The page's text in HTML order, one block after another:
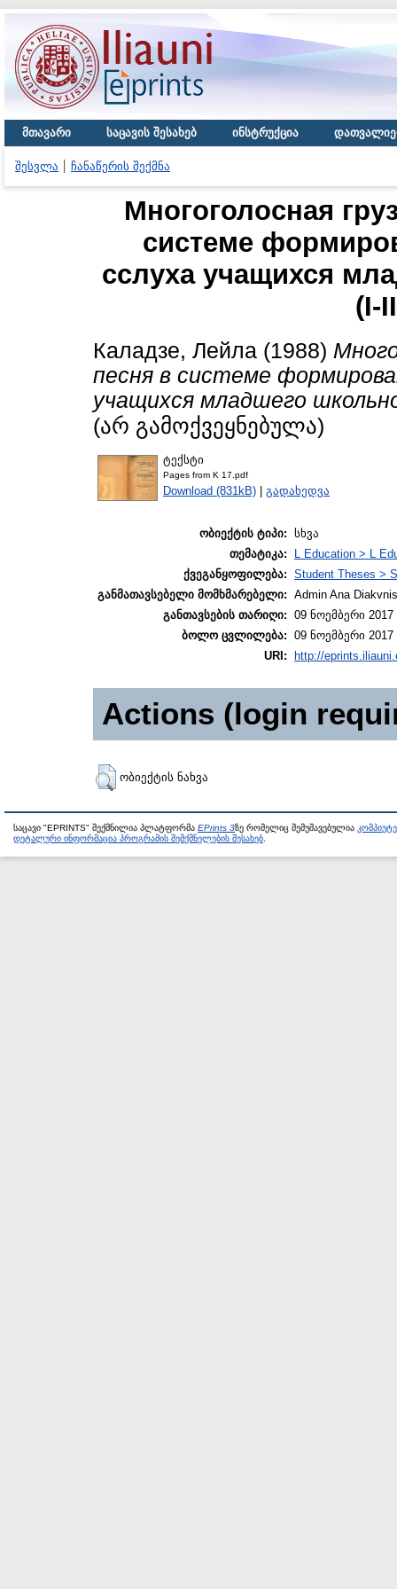
მთავარი საცავის შესახებ ინსტრუქცია
შესვლა ჩანაწერის შექმნა
Многоголосная
системе
сслуха учащихся
(I-
Каладзе, Лейла (1988)
песня в системе
учащихся младшего
(არ გამოქვეყნებულა)
ტექსტი
Pages from K 17.pdf
Download (831kB) | გადახედვა
ობიექტის ტიპი: სხვა
თემატიკა:
L Education > L
ქვეგანყოფილება: Student Theses >
განმათავსებელი მომხმარებელი: Admin Ana
განთავსების თარიღი: 09 ნოემბერი 2017
ბოლო ცვლილება: 09 ნოემბერი 2017
URI:
http://
Actions (login
ობიექტის ნახვა
საცავი "EPRINTS" შექმნილია პლატფორმა EPrints 3ზე რომელიც შემუშავებულია
დეტალური ინფორმაცია პროგრამის შემქმნელების შესახებ.